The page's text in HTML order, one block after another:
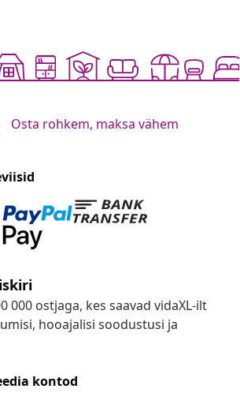
Osta rohkem, maksa vähem
000 ostjaga, kes saavad vidaXL-ilt
hooajalisi soodustusi ja
kontod